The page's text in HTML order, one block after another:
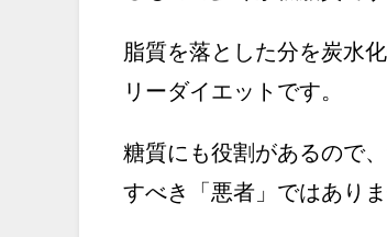
脂質を落とした分を炭水
リーダイエットです。
糖質にも役割があるので
すべき「悪者」ではありま